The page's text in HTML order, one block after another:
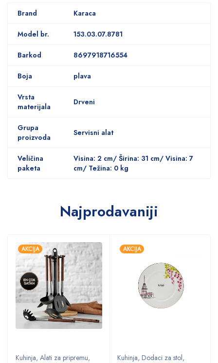
Brand Karaca
Model br. 153.03.07.8781
Barkod 8697918716554
Boja plava
Vrsta
materijala
Drveni
Grupa
proizvoda
Servisni alat
Veličina
paketa
Visina: 2 cm/ Širina: 31 cm/ Visina: 7
cm/ Težina: 0 kg
Najprodavaniji
AKCIJA
Kuhinja, Alati za pripremu,
AKCIJA
Kuhinja, Dodaci za stol,